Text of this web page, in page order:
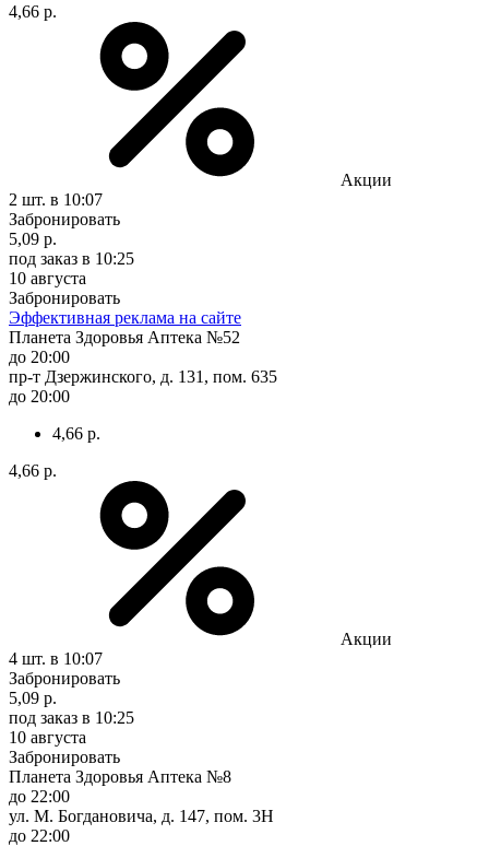
4,66 р.
Акции
2 шт. в 10:07
Забронировать
5,09 р.
под заказ в 10:25
10 августа
Забронировать
Эффективная реклама на сайте
Планета Здоровья Аптека №52
до 20:00
пр-т Дзержинского, д. 131, пом. 635
до 20:00
4,66 р.
4,66 р.
Акции
4 шт. в 10:07
Забронировать
5,09 р.
под заказ в 10:25
10 августа
Забронировать
Планета Здоровья Аптека №8
до 22:00
ул. М. Богдановича, д. 147, пом. 3Н
до 22:00